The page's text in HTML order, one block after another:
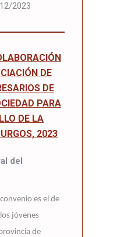
2023
DE
DE
PARA
DE LA
2023
del
es el de
jóvenes
de